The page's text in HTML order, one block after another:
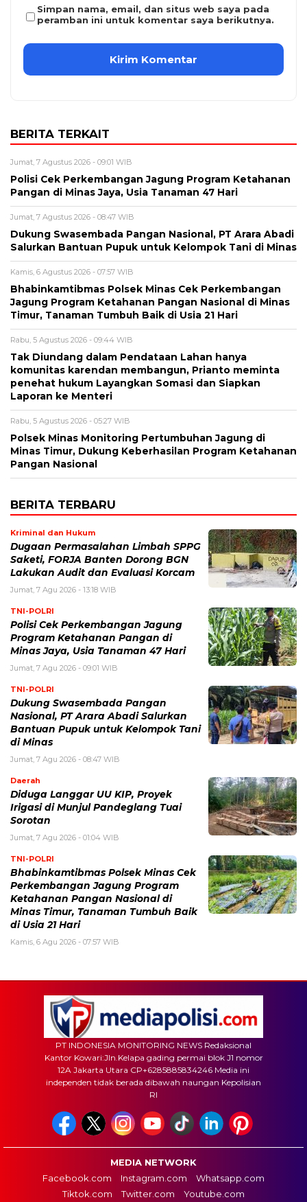
Simpan nama, email, dan situs web saya pada
peramban ini untuk komentar saya berikutnya.
BERITA TERKAIT
Jumat, 7 Agustus 2026 - 09:01 WIB
Polisi Cek Perkembangan Jagung Program Ketahanan
Pangan di Minas Jaya, Usia Tanaman 47 Hari
Jumat, 7 Agustus 2026 - 08:47 WIB
Dukung Swasembada Pangan Nasional, PT Arara Abadi
Salurkan Bantuan Pupuk untuk Kelompok Tani di Minas
Kamis, 6 Agustus 2026 - 07:57 WIB
Bhabinkamtibmas Polsek Minas Cek Perkembangan
Jagung Program Ketahanan Pangan Nasional di Minas
Timur, Tanaman Tumbuh Baik di Usia 21 Hari
Rabu, 5 Agustus 2026 - 09:44 WIB
Tak Diundang dalam Pendataan Lahan hanya
komunitas karendan membangun, Prianto meminta
penehat hukum Layangkan Somasi dan Siapkan
Laporan ke Menteri
Rabu, 5 Agustus 2026 - 05:27 WIB
Polsek Minas Monitoring Pertumbuhan Jagung di
Minas Timur, Dukung Keberhasilan Program Ketahanan
Pangan Nasional
BERITA TERBARU
Kriminal dan Hukum
Dugaan Permasalahan Limbah SPPG
Saketi, FORJA Banten Dorong BGN
Lakukan Audit dan Evaluasi Korcam
Jumat, 7 Agu 2026 - 13:18 WIB
TNI-POLRI
Polisi Cek Perkembangan Jagung
Program Ketahanan Pangan di
Minas Jaya, Usia Tanaman 47 Hari
Jumat, 7 Agu 2026 - 09:01 WIB
TNI-POLRI
Dukung Swasembada Pangan
Nasional, PT Arara Abadi Salurkan
Bantuan Pupuk untuk Kelompok Tani
di Minas
Jumat, 7 Agu 2026 - 08:47 WIB
Daerah
Diduga Langgar UU KIP, Proyek
Irigasi di Munjul Pandeglang Tuai
Sorotan
Jumat, 7 Agu 2026 - 01:04 WIB
TNI-POLRI
Bhabinkamtibmas Polsek Minas Cek
Perkembangan Jagung Program
Ketahanan Pangan Nasional di
Minas Timur, Tanaman Tumbuh Baik
di Usia 21 Hari
Kamis, 6 Agu 2026 - 07:57 WIB
PT INDONESIA MONITORING NEWS Redaksional
Kantor Kowari:Jln.Kelapa gading permai blok J1 nomor
12A Jakarta Utara CP+6285885834246 Media ini
independen tidak berada dibawah naungan Kepolisian
RI
MEDIA NETWORK
Facebook.com
Instagram.com
Whatsapp.com
Tiktok.com
Twitter.com Youtube.com